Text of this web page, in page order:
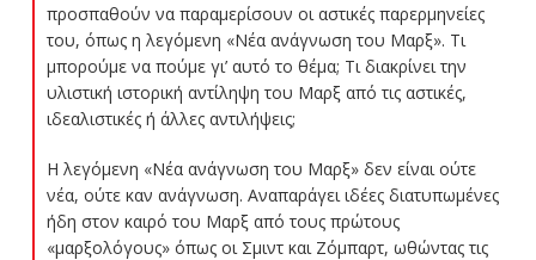
προσπαθούν να παραμερίσουν οι αστικές παρερμηνείες
του, όπως η λεγόμενη «Νέα ανάγνωση του Μαρξ». Τι
μπορούμε να πούμε γι’ αυτό το θέμα; Τι διακρίνει την
υλιστική ιστορική αντίληψη του Μαρξ από τις αστικές,
ιδεαλιστικές ή άλλες αντιλήψεις;
Η λεγόμενη «Νέα ανάγνωση του Μαρξ» δεν είναι ούτε
νέα, ούτε καν ανάγνωση. Αναπαράγει ιδέες διατυπωμένες
ήδη στον καιρό του Μαρξ από τους πρώτους
«μαρξολόγους» όπως οι Σμιντ και Ζόμπαρτ, ωθώντας τις